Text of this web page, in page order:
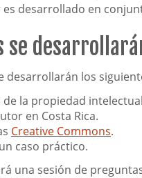
es desarrollado en
se
desarrollarán los
de la propiedad
en Costa Rica.
Creative Commons.
caso práctico.
una sesión de